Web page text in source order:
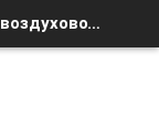
Куплю блок управления печкой с воздуховодами - Список форумов